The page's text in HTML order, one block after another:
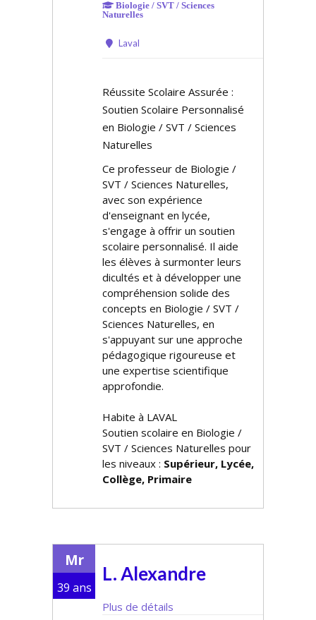
Biologie / SVT / Sciences
Naturelles
Laval
Réussite Scolaire Assurée :
Soutien Scolaire Personnalisé
en Biologie / SVT / Sciences
Naturelles
Ce professeur de Biologie /
SVT / Sciences Naturelles,
avec son expérience
d'enseignant en lycée,
s'engage à offrir un soutien
scolaire personnalisé. Il aide
les élèves à surmonter leurs
difficultés et à développer une
compréhension solide des
concepts en Biologie / SVT /
Sciences Naturelles, en
s'appuyant sur une approche
pédagogique rigoureuse et
une expertise scientifique
approfondie.
Habite à LAVAL
Soutien scolaire en Biologie /
SVT / Sciences Naturelles pour
les niveaux : Supérieur, Lycée,
Collège, Primaire
Mr
39 ans
L. Alexandre
Plus de détails